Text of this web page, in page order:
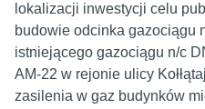
lokalizacji inwestycji celu
budowie odcinka gazociągu
istniejącego gazociągu n/c
AM-22 w rejonie ulicy
zasilenia w gaz budynków